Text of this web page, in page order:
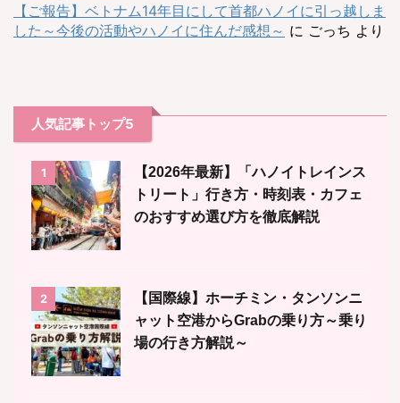
【ご報告】ベトナム14年目にして首都ハノイに引っ越しま
した～今後の活動やハノイに住んだ感想～ に ごっち より
人気記事トップ5
1
【2026年最新】「ハノイトレインス
トリート」行き方・時刻表・カフェ
のおすすめ選び方を徹底解説
2
【国際線】ホーチミン・タンソンニ
ャット空港からGrabの乗り方～乗り
場の行き方解説～